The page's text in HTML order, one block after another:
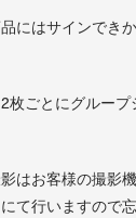
にはサインでき
ごとにグループ
はお客様の撮影
て行いますので